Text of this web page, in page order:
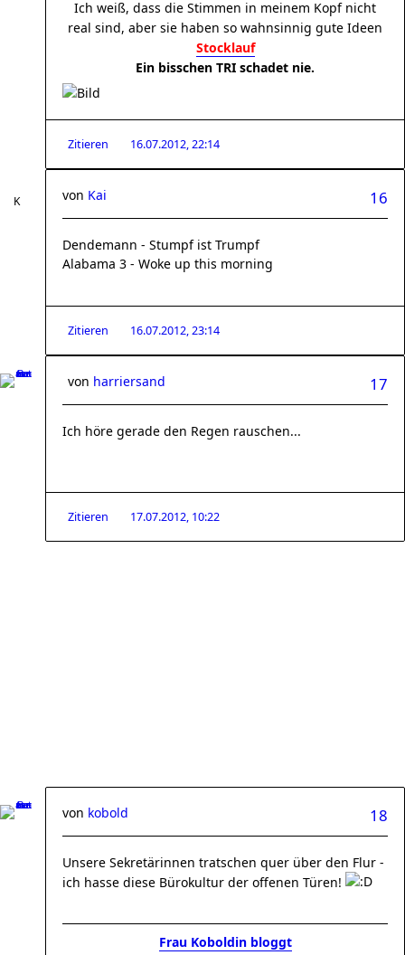
Ich weiß, dass die Stimmen in meinem Kopf nicht
real sind, aber sie haben so wahnsinnig gute Ideen
Stocklauf
Ein bisschen TRI schadet nie.
Zitieren 16.07.2012, 22:14
16
von Kai
Dendemann - Stumpf ist Trumpf
Alabama 3 - Woke up this morning
Zitieren 16.07.2012, 23:14
17
von harriersand
Ich höre gerade den Regen rauschen...
Zitieren 17.07.2012, 10:22
18
von kobold
Unsere Sekretärinnen tratschen quer über den Flur -
ich hasse diese Bürokultur der offenen Türen!
Frau Koboldin bloggt